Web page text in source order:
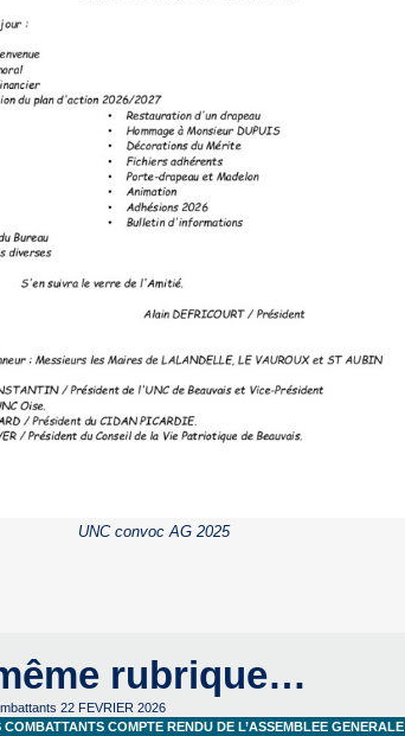
UNC convoc AG 2025
rubrique…
22 FEVRIER 2026
COMPTE RENDU DE L’ASSEMBLEE GENERALE